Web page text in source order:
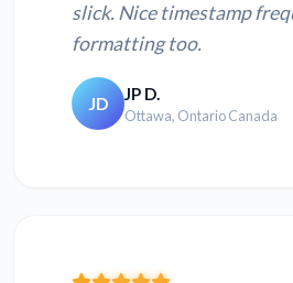
slick. Nice timestamp
formatting too.
JD JP D.
Ottawa, Ontario Canada